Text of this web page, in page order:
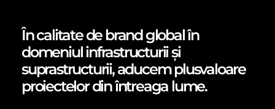
În calitate de brand global în
domeniul infrastructurii și
suprastructurii, aducem plusvaloare
proiectelor din întreaga lume.